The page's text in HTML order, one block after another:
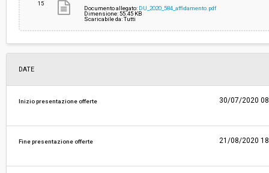
15
Documento allegato: DU_2020_584_affidamento.pdf
Dimensione: 55.45 KB
Scaricabile da: Tutti
DATE
Inizio presentazione offerte 30/07/2020
Fine presentazione offerte 21/08/2020